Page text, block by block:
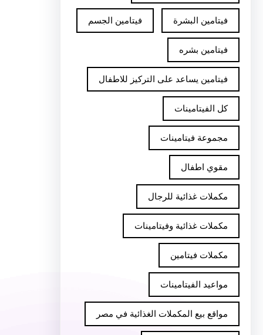
فيتامين البشرة فيتامين الجسم
فيتامين بشره
فيتامين يساعد على التركيز للاطفال
كل الفيتامينات
مجموعة فيتامينات
مقوي اطفال
مكملات غذائية للرجال
مكملات غذائية وفيتامينات
مكملات فيتامين
مواعيد الفيتامينات
مواقع بيع المكملات الغذائية في مصر